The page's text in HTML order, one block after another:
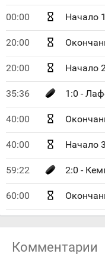
00:00 Начало
20:00
20:00 Начало
35:36 1:0 -
40:00
40:00 Начало
59:22 2:0 -
60:00
Комментарии